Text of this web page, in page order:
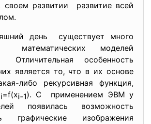
своем развитии развитие всей
целом.
день существует много
математических моделей
Отличительная особенность
является то, что в их основе
либо рекурсивная функция,
i=f(xi-1). С применением ЭВМ у
появилась возможность
графические изображения